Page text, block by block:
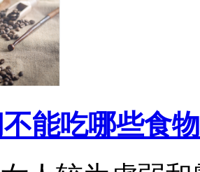
能吃哪些食物